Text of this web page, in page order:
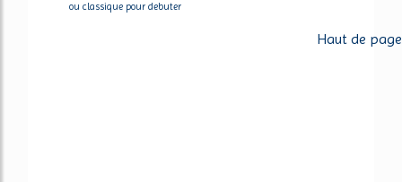
ou classique pour debuter
Haut de page